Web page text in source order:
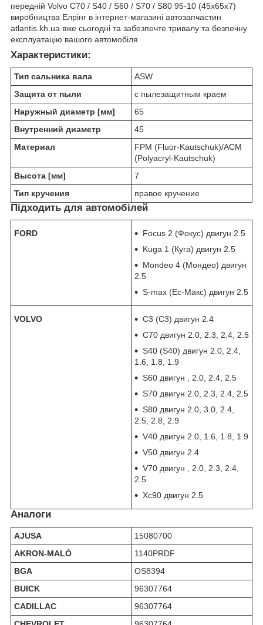
передній Volvo C70 / S40 / S60 / S70 / S80 95-10 (45x65x7)
виробництва Елрінг в інтернет-магазині автозапчастин
atlantis.kh.ua вже сьогодні та забезпечте тривалу та безпечну
експлуатацію вашого автомобіля
Характеристики:
Тип сальника вала
ASW
Защита от пыли
с пылезащитным краем
Наружный диаметр [мм]
65
Внутренний диаметр
45
Материал
FPM (Fluor-Kautschuk)/ACM
(Polyacryl-Kautschuk)
Высота [мм]
7
Тип кручения
правое кручение
Підходить для автомобілей
FORD
Focus 2 (Фокус) двигун 2.5
Kuga 1 (Куга) двигун 2.5
Mondeo 4 (Мондео) двигун
2.5
S-max (Ес-Макс) двигун 2.5
VOLVO
C3 (С3) двигун 2.4
C70 двигун 2.0, 2.3, 2.4, 2.5
S40 (S40) двигун 2.0, 2.4,
1.6, 1.8, 1.9
S60 двигун , 2.0, 2.4, 2.5
S70 двигун 2.0, 2.3, 2.4, 2.5
S80 двигун 2.0, 3.0, 2.4,
2.5, 2.8, 2.9
V40 двигун 2.0, 1.6, 1.8, 1.9
V50 двигун 2.4
V70 двигун , 2.0, 2.3, 2.4,
2.5
Xc90 двигун 2.5
Аналоги
AJUSA
15080700
AKRON-MALÒ
1140PRDF
BGA
OS8394
BUICK
96307764
CADILLAC
96307764